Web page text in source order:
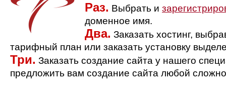
Раз. Выбрать и
доменное имя.
Два. Заказать хостинг,
тарифный план или заказать установку
Три. Заказать создание сайта у нашего
предложить вам создание сайта любой